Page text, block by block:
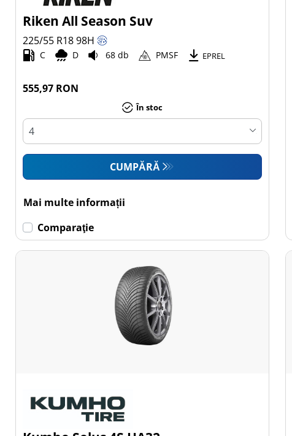
Riken All Season Suv
225/55 R1898H
C D 68 db PMSF EPREL
555,97 RON
În stoc
CUMPĂRĂ
Mai multe informații
Comparaţie